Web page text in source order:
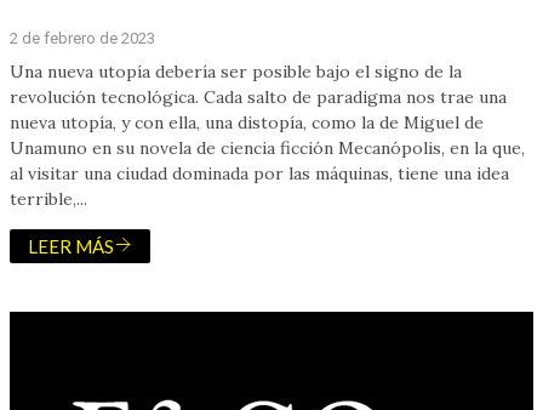
2 de febrero de 2023
Una nueva utopía debería ser posible bajo el signo de la
revolución tecnológica. Cada salto de paradigma nos trae una
nueva utopía, y con ella, una distopía, como la de Miguel de
Unamuno en su novela de ciencia ficción Mecanópolis, en la que,
al visitar una ciudad dominada por las máquinas, tiene una idea
terrible,...
LEER MÁS